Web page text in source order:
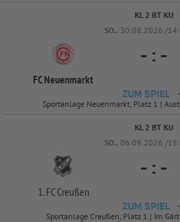
KL 2 BT KU
SO.. 30.08.2026 /
FC Neuenmarkt
- : -
ZUM SPIEL
Sportanlage Neuenmarkt, Platz 1 |
KL 2 BT KU
SO.. 06.09.2026 /
1. FC Creußen
- : -
ZUM SPIEL
Sportanlage Creußen, Platz 1 | Im